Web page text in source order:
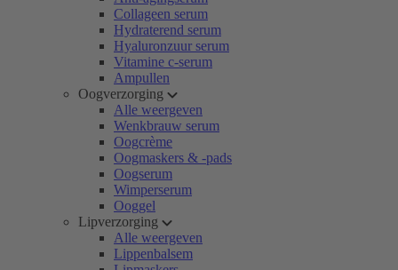
Collageen serum
Hydraterend serum
Hyaluronzuur serum
Vitamine c-serum
Ampullen
Oogverzorging
Alle weergeven
Wenkbrauw serum
Oogcrème
Oogmaskers & -pads
Oogserum
Wimperserum
Ooggel
Lipverzorging
Alle weergeven
Lippenbalsem